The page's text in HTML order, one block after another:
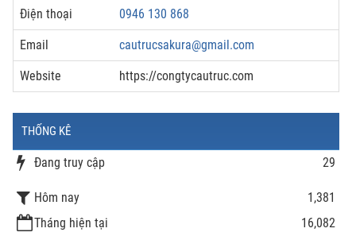
Điện thoại 0946 130 868
Email cautrucsakura@gmail.com
Website https://congtycautruc.com
THỐNG KÊ
Đang truy cập 29
Hôm nay
1,381
Tháng hiện tại
16,082